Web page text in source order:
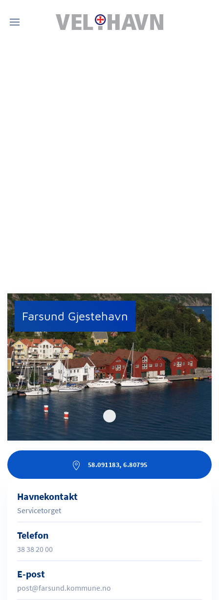
Farsund Gjestehavn
58.091183, 6.80795
Havnekontakt
Servicetorget
Telefon
38 38 20 00
E-post
post@farsund.kommune.no